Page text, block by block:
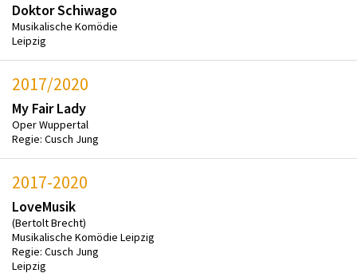
Doktor Schiwago
Musikalische Komödie
Leipzig
2017/2020
My Fair Lady
Oper Wuppertal
Regie: Cusch Jung
2017-2020
LoveMusik
(Bertolt Brecht)
Musikalische Komödie Leipzig
Regie: Cusch Jung
Leipzig